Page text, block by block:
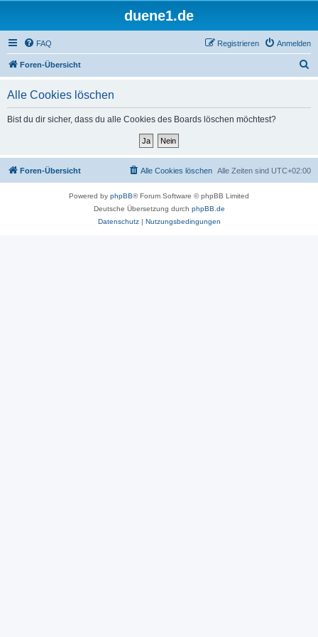
duene1.de
FAQ Anmelden
Registrieren
Foren-Übersicht
Alle Cookies löschen
Bist du dir sicher, dass du alle Cookies des Boards löschen möchtest?
Foren-Übersicht Alle Zeiten sind UTC+02:00
Alle Cookies löschen
Powered by phpBB® Forum Software © phpBB Limited
Deutsche Übersetzung durch phpBB.de
Datenschutz| Nutzungsbedingungen